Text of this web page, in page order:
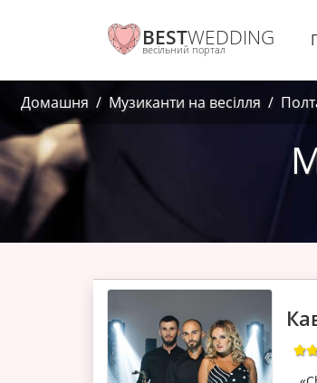
BESTWEDDING
весільний портал
Домашня Музиканти на весілля